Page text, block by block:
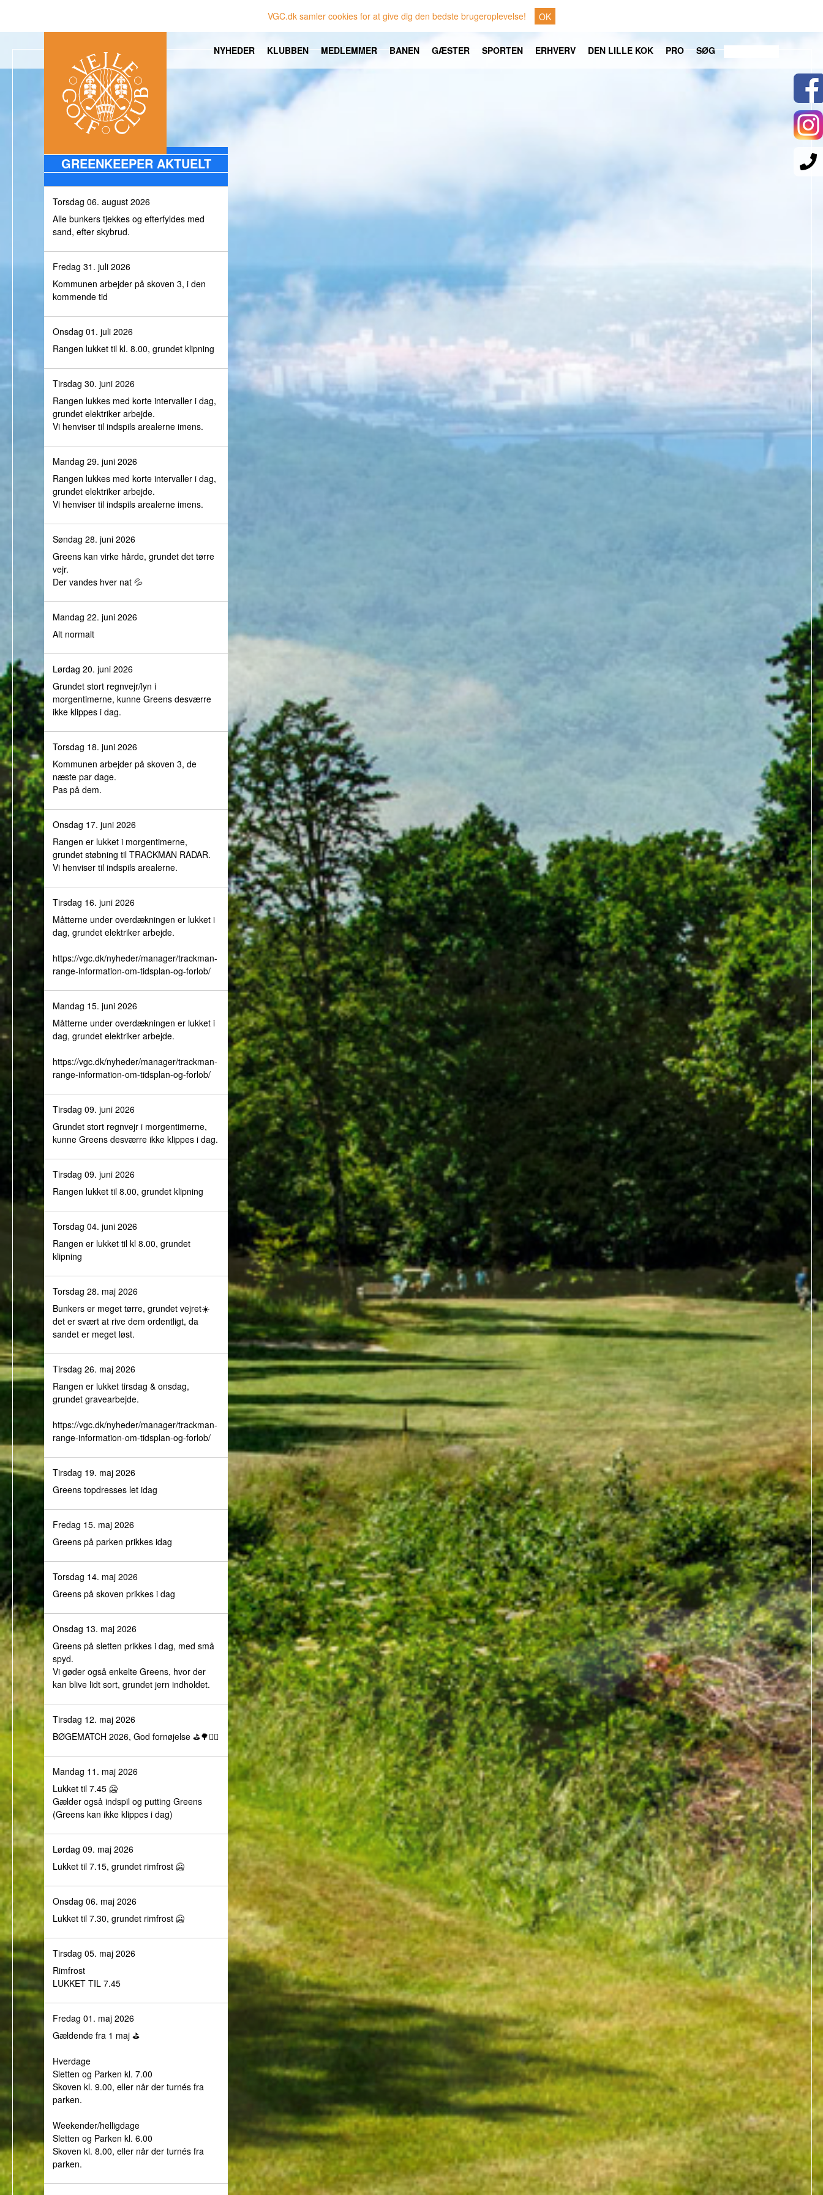
VGC.dk samler cookies for at give dig den bedste brugeroplevelse! OK
NYHEDER KLUBBEN MEDLEMMER BANEN GÆSTER SPORTEN ERHVERV DEN LILLE KOK PRO SØG
Torsdag 06. august 2026
Alle bunkers tjekkes og efterfyldes med
sand, efter skybrud.
Fredag 31. juli 2026
Kommunen arbejder på skoven 3, i den
kommende tid
Onsdag 01. juli 2026
Rangen lukket til kl. 8.00, grundet klipning
Tirsdag 30. juni 2026
Rangen lukkes med korte intervaller i dag,
grundet elektriker arbejde.
Vi henviser til indspils arealerne imens.
Mandag 29. juni 2026
Rangen lukkes med korte intervaller i dag,
grundet elektriker arbejde.
Vi henviser til indspils arealerne imens.
Søndag 28. juni 2026
Greens kan virke hårde, grundet det tørre
vejr.
Der vandes hver nat 💦
Mandag 22. juni 2026
Alt normalt
Lørdag 20. juni 2026
Grundet stort regnvejr/lyn i
morgentimerne, kunne Greens desværre
ikke klippes i dag.
Torsdag 18. juni 2026
Kommunen arbejder på skoven 3, de
næste par dage.
Pas på dem.
Onsdag 17. juni 2026
Rangen er lukket i morgentimerne,
grundet støbning til TRACKMAN RADAR.
Vi henviser til indspils arealerne.
Tirsdag 16. juni 2026
Måtterne under overdækningen er lukket i
dag, grundet elektriker arbejde.
https://vgc.dk/nyheder/manager/trackman-
range-information-om-tidsplan-og-forlob/
Mandag 15. juni 2026
Måtterne under overdækningen er lukket i
dag, grundet elektriker arbejde.
https://vgc.dk/nyheder/manager/trackman-
range-information-om-tidsplan-og-forlob/
Tirsdag 09. juni 2026
Grundet stort regnvejr i morgentimerne,
kunne Greens desværre ikke klippes i dag.
Tirsdag 09. juni 2026
Rangen lukket til 8.00, grundet klipning
Torsdag 04. juni 2026
Rangen er lukket til kl 8.00, grundet
klipning
Torsdag 28. maj 2026
Bunkers er meget tørre, grundet vejret☀️
det er svært at rive dem ordentligt, da
sandet er meget løst.
Tirsdag 26. maj 2026
Rangen er lukket tirsdag & onsdag,
grundet gravearbejde.
https://vgc.dk/nyheder/manager/trackman-
range-information-om-tidsplan-og-forlob/
Tirsdag 19. maj 2026
Greens topdresses let idag
Fredag 15. maj 2026
Greens på parken prikkes idag
Torsdag 14. maj 2026
Greens på skoven prikkes i dag
Onsdag 13. maj 2026
Greens på sletten prikkes i dag, med små
spyd.
Vi gøder også enkelte Greens, hvor der
kan blive lidt sort, grundet jern indholdet.
Tirsdag 12. maj 2026
BØGEMATCH 2026, God fornøjelse ⛳️🌳🏌️‍♀️
Mandag 11. maj 2026
Lukket til 7.45 🥶
Gælder også indspil og putting Greens
(Greens kan ikke klippes i dag)
Lørdag 09. maj 2026
Lukket til 7.15, grundet rimfrost 🥶
Onsdag 06. maj 2026
Lukket til 7.30, grundet rimfrost 🥶
Tirsdag 05. maj 2026
Rimfrost
LUKKET TIL 7.45
Fredag 01. maj 2026
Gældende fra 1 maj ⛳️
Hverdage
Sletten og Parken kl. 7.00
Skoven kl. 9.00, eller når der turnés fra
parken.
Weekender/helligdage
Sletten og Parken kl. 6.00
Skoven kl. 8.00, eller når der turnés fra
parken.
GREENKEEPER AKTUELT